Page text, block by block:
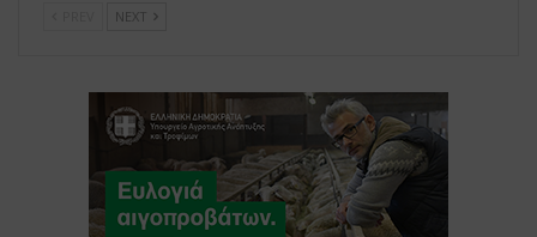
NEXT